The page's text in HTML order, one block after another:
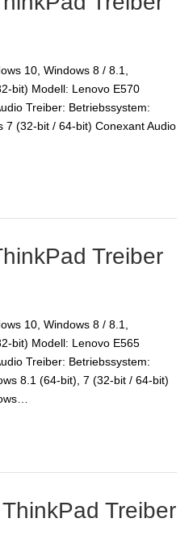
10, Windows 8 / 8.1,
bit) Modell: Lenovo E570
Treiber: Betriebssystem:
7 (32-bit / 64-bit) Conexant Audio
Treiber
10, Windows 8 / 8.1,
bit) Modell: Lenovo E565
Treiber: Betriebssystem:
8.1 (64-bit), 7 (32-bit / 64-bit)
Treiber